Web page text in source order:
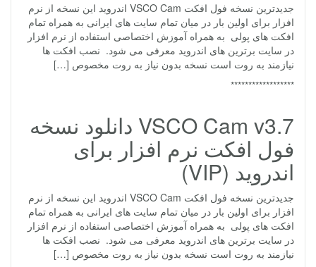
جدیدترین نسخه فول افکت VSCO Cam اندروید این نسخه از نرم
افزار برای اولین بار در میان تمام سایت های ایرانی به همراه تمام
افکت های پولی به همراه آموزش اختصاصی استفاده از نرم افزار
در سایت برترین های اندروید معرفی می شود. نصب افکت ها
نیازمند به روت است نسخه بدون نیاز به روت مخصوص […]
******************
VSCO Cam v3.7 دانلود نسخه
فول افکت نرم افزار برای
اندروید (VIP)
جدیدترین نسخه فول افکت VSCO Cam اندروید این نسخه از نرم
افزار برای اولین بار در میان تمام سایت های ایرانی به همراه تمام
افکت های پولی به همراه آموزش اختصاصی استفاده از نرم افزار
در سایت برترین های اندروید معرفی می شود. نصب افکت ها
نیازمند به روت است نسخه بدون نیاز به روت مخصوص […]